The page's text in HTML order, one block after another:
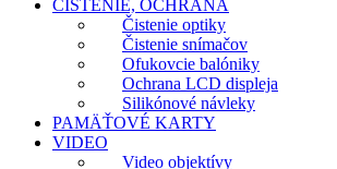
ČISTENIE, OCHRANA
Čistenie optiky
Čistenie snímačov
Ofukovcie balóniky
Ochrana LCD displeja
Silikónové návleky
PAMÄŤOVÉ KARTY
VIDEO
Video objektívy